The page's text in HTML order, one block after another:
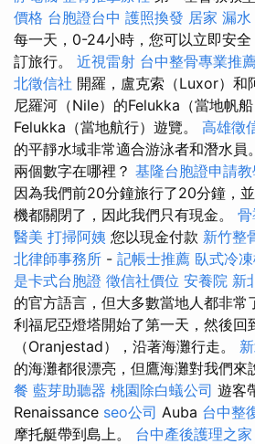
價格 台胞證台中 護照換發 居家 漏水
每一天，0-24小時，您可以立即安
訂旅行。 近視雷射 台中整骨專業推
北徵信社 開羅，盧克索（Luxor）和
尼羅河（Nile）的Felukka（當地帆
Felukka（當地航行）遊覽。 高雄徵
的平靜水域非常適合游泳者和潛水員
兩個數字在哪裡？ 基隆台胞證申請
因為我們前20分鐘旅行了20分鐘，
機都關閉了，因此我們只有現金。
醫美 打掃阿姨 您以現金付款 新竹整
北律師事務所 - 記帳士推薦 臥式冷
是卡式台胞證 徵信社價位 安養院 新
的官方語言，但大多數當地人都非常
利福尼亞燈塔開始了第一天，然後回
（Oranjestad），沿著海灘行走。
的海灘都很漂亮，但鷹海灘對我們來
餐 藍芽助聽器 桃園除白蟻公司 遊客
Renaissance seo公司 Auba 台中整
摩托艇帶到島上。 台中產後護理之家